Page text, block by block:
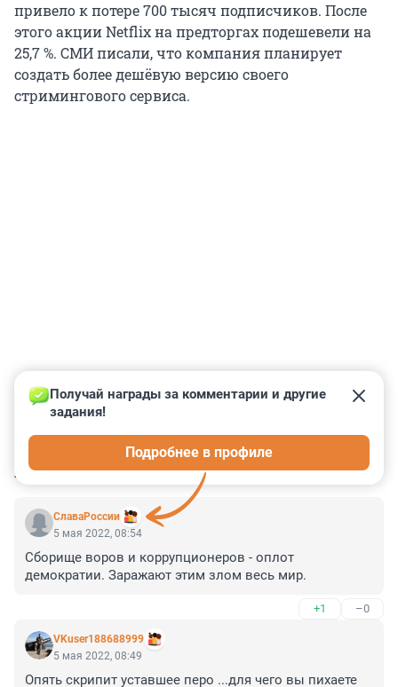
привело к потере 700 тысяч подписчиков. После
этого акции Netflix на предторгах подешевели на
25,7 %. СМИ писали, что компания планирует
создать более дешёвую версию своего
стримингового сервиса.
КОММЕНТАРИИ 5
СлаваРоссии
Получай награды за комментарии и другие
задания!
Подробнее в профиле
5 мая 2022, 08:54
Сборище воров и коррупционеров - оплот
демократии. Заражают этим злом весь мир.
+1 –0
VKuser188688999
5 мая 2022, 08:49
Опять скрипит уставшее перо ...для чего вы пихаете